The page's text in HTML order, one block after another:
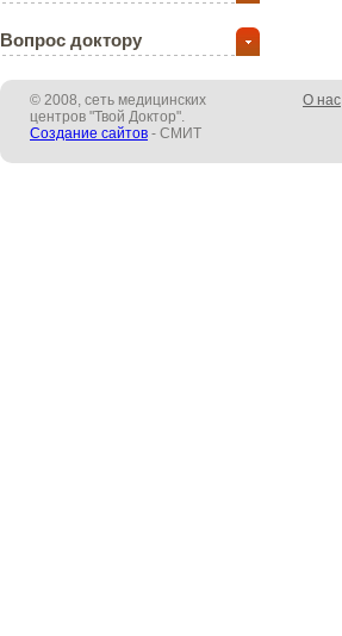
Вопрос доктору
© 2008, сеть медицинских
центров "Твой Доктор".
Создание сайтов - СМИТ
О нас